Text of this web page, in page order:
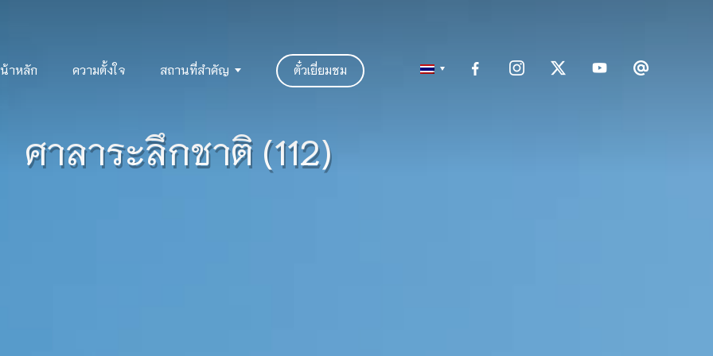
าหลัก ความตั้งใจ สถานที่สำคัญ ตั๋วเยี่ยมชม
ศาลาระลึกชาติ (112)